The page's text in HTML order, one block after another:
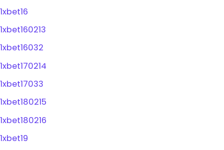
1xbet16
1xbet160213
1xbet16032
1xbet170214
1xbet17033
1xbet180215
1xbet180216
1xbet19